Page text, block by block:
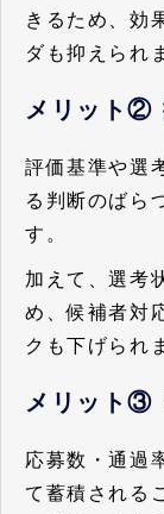
きるため、効
ダも抑えられ
メリット②
評価基準や選
る判断のばら
す。
加えて、選考
め、候補者対
クも下げられ
メリット③
応募数・通過
て蓄積される